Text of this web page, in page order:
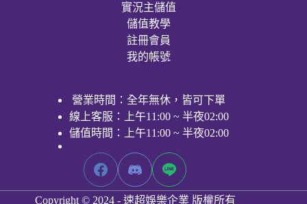
實況主儲值
儲值教學
註冊會員
我的帳號
營業時間：全年無休，皆可下單
線上客服：上午11:00 ~ 半夜02:00
儲值時間：上午11:00 ~ 半夜02:00
Copyright © 2024 - 速超娛樂企業 版權所有